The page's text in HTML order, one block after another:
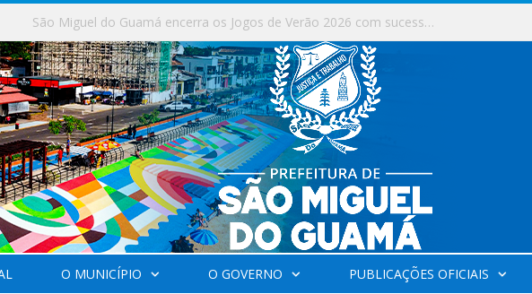
Milhares de fiéis tomam as ruas de São Miguel do Guamá em uma grande celebração de fé na Marcha para Jesus 2026.
O MUNICÍPIO O GOVERNO PUBLICAÇÕES OFICIAIS